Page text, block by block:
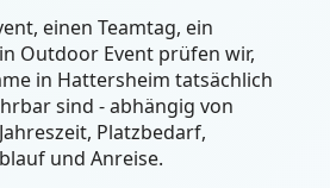
einen Teamtag, ein
Outdoor Event prüfen wir,
in Hattersheim tatsächlich
sind - abhängig von
Platzbedarf,
und Anreise.